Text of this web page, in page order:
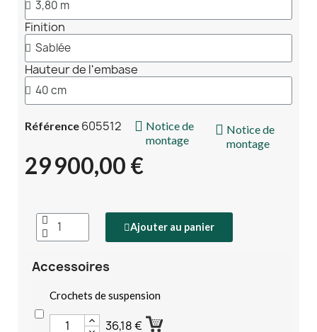
Finition
Hauteur de l'embase
Référence 605512
Notice de
montage
Notice de
montage
29 900,00 €
Ajouter au panier
Accessoires
Crochets de suspension
36,18 €